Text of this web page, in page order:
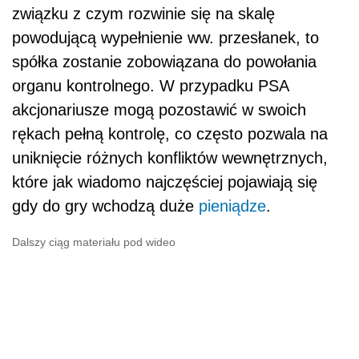
związku z czym rozwinie się na skalę
powodującą wypełnienie ww. przesłanek, to
spółka zostanie zobowiązana do powołania
organu kontrolnego. W przypadku PSA
akcjonariusze mogą pozostawić w swoich
rękach pełną kontrolę, co często pozwala na
uniknięcie różnych konfliktów wewnętrznych,
które jak wiadomo najczęściej pojawiają się
gdy do gry wchodzą duże pieniądze.
Dalszy ciąg materiału pod wideo